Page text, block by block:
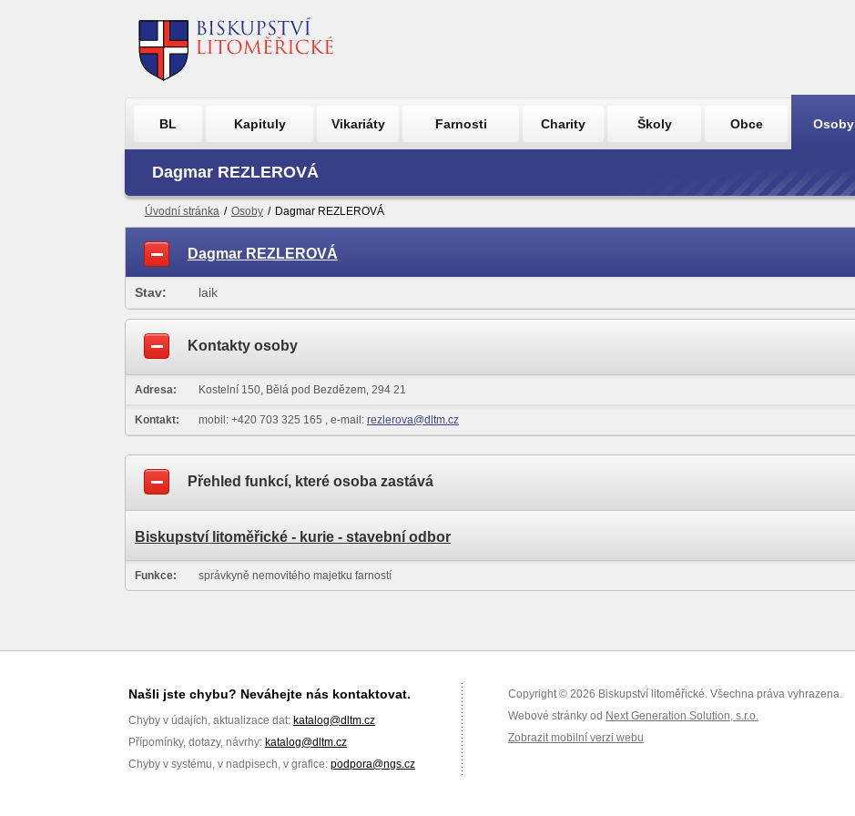
BL Kapituly Vikariáty Farnosti Charity Školy Obce Osoby
Dagmar REZLEROVÁ
Úvodní stránka / Osoby / Dagmar REZLEROVÁ
Dagmar REZLEROVÁ
Stav: laik
Kontakty osoby
Adresa: Kostelní 150, Bělá pod Bezdězem, 294 21
Kontakt: mobil: +420 703 325 165 , e-mail: rezlerova@dltm.cz
Přehled funkcí, které osoba zastává
Biskupství litoměřické - kurie - stavební odbor
Funkce: správkyně nemovitého majetku farností
Našli jste chybu? Neváhejte nás kontaktovat.
Chyby v údajích, aktualizace dat: katalog@dltm.cz
Přípomínky, dotazy, návrhy: katalog@dltm.cz
Chyby v systému, v nadpisech, v grafice: podpora@ngs.cz
Copyright © 2026 Biskupství litoměřické. Všechna práva vyhrazena.
Webové stránky od Next Generation Solution, s.r.o.
Zobrazit mobilní verzi webu